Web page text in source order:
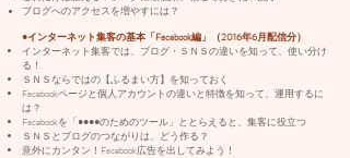
ブログへのアクセスを増やすには？
●インターネット集客の基本「Facebook編」（2016年6月配信分）
インターネット集客では、ブログ・ＳＮＳの違いを知って、使い分け
る！
ＳＮＳならではの【ふるまい方】を知っておく
Facebookページと個人アカウントの違いと特徴を知って、運用するに
は？
Facebookを「●●●●のためのツール」ととらえると、集客に役立つ
​ＳＮＳとブログのつながりは、どう作る？
意外にカンタン！Facebook広告を出してみよう！